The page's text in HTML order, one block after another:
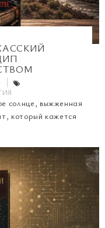
солнце, выжженная
который кажется